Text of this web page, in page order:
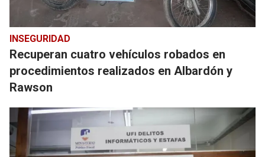
INSEGURIDAD
Recuperan cuatro vehículos robados en
procedimientos realizados en Albardón y
Rawson